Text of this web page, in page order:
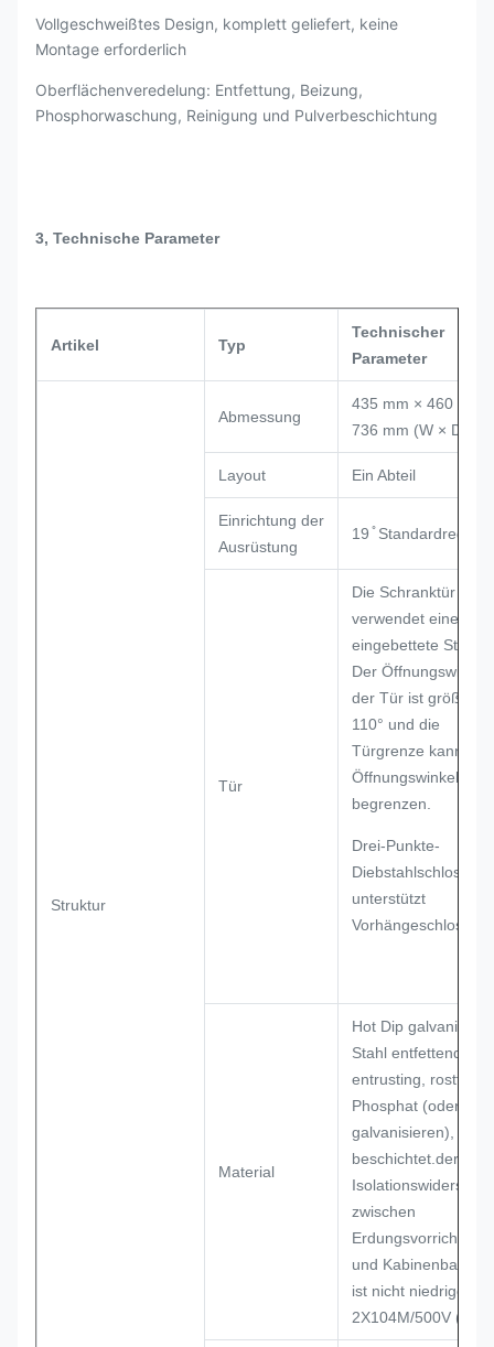
Vollgeschweißtes Design, komplett geliefert, keine
Montage erforderlich
Oberflächenveredelung: Entfettung, Beizung,
Phosphorwaschung, Reinigung und Pulverbeschichtung
3, Technische Parameter
Artikel Typ
Technischer
Parameter
Struktur
Abmessung
435 mm × 460 mm
736 mm (W × D ×
Layout Ein Abteil
Einrichtung der
Ausrüstung
19 ̊ Standardregal
Tür
Die Schranktür
verwendet eine
eingebettete
Der Öffnungswinkel
der Tür ist größer
110° und die
Türgrenze kann den
Öffnungswinkel
begrenzen.
Drei-Punkte-
Diebstahlschloss,
unterstützt
Vorhängeschloss
Material
Hot Dip
Stahl entfettend,
entrusting, rostfeste
Phosphat (oder
galvanisieren),
beschichtet.der
Isolationswiderstand
zwischen
und
ist nicht niedriger als
2X104M/500V ((DC)